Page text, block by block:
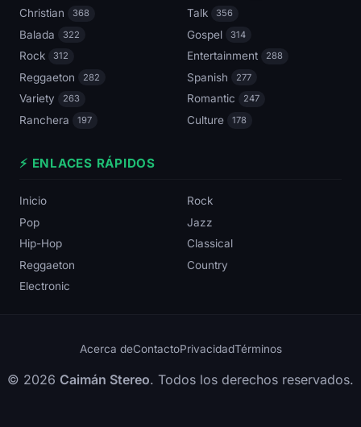
Christian 368 Talk 356
Balada 322 Gospel 314
Rock 312 Entertainment 288
Reggaeton 282 Spanish 277
Variety 263 Romantic 247
Ranchera 197 Culture 178
⚡ ENLACES RÁPIDOS
Inicio
Rock
Pop
Jazz
Hip-Hop
Classical
Reggaeton
Country
Electronic
Acerca deContactoPrivacidadTérminos
© 2026 Caimán Stereo. Todos los derechos reservados.